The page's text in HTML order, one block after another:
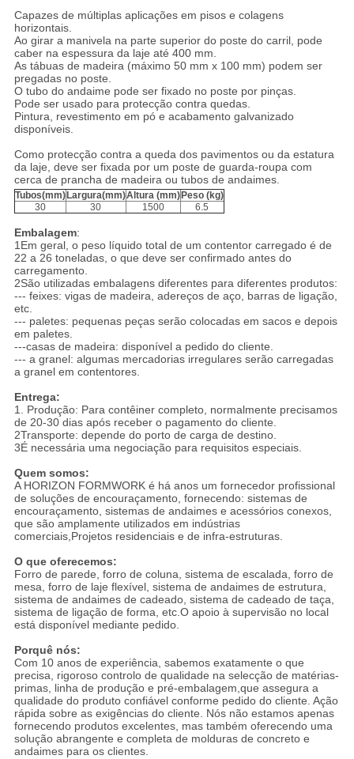
Capazes de múltiplas aplicações em pisos e colagens
horizontais.
Ao girar a manivela na parte superior do poste do carril, pode
caber na espessura da laje até 400 mm.
As tábuas de madeira (máximo 50 mm x 100 mm) podem ser
pregadas no poste.
O tubo do andaime pode ser fixado no poste por pinças.
Pode ser usado para protecção contra quedas.
Pintura, revestimento em pó e acabamento galvanizado
disponíveis.
Como protecção contra a queda dos pavimentos ou da estatura
da laje, deve ser fixada por um poste de guarda-roupa com
cerca de prancha de madeira ou tubos de andaimes.
Tubos(mm) Largura(mm)Altura (mm) Peso (kg)
30
30 1500 6.5
Embalagem:
1Em geral, o peso líquido total de um contentor carregado é de
22 a 26 toneladas, o que deve ser confirmado antes do
carregamento.
2São utilizadas embalagens diferentes para diferentes produtos:
--- feixes: vigas de madeira, adereços de aço, barras de ligação,
etc.
--- paletes: pequenas peças serão colocadas em sacos e depois
em paletes.
---casas de madeira: disponível a pedido do cliente.
--- a granel: algumas mercadorias irregulares serão carregadas
a granel em contentores.
Entrega:
1. Produção: Para contêiner completo, normalmente precisamos
de 20-30 dias após receber o pagamento do cliente.
2Transporte: depende do porto de carga de destino.
3É necessária uma negociação para requisitos especiais.
Quem somos:
A HORIZON FORMWORK é há anos um fornecedor profissional
de soluções de encouraçamento, fornecendo: sistemas de
encouraçamento, sistemas de andaimes e acessórios conexos,
que são amplamente utilizados em indústrias
comerciais,Projetos residenciais e de infra-estruturas.
O que oferecemos:
Forro de parede, forro de coluna, sistema de escalada, forro de
mesa, forro de laje flexível, sistema de andaimes de estrutura,
sistema de andaimes de cadeado, sistema de cadeado de taça,
sistema de ligação de forma, etc.O apoio à supervisão no local
está disponível mediante pedido.
Porquê nós:
Com 10 anos de experiência, sabemos exatamente o que
precisa, rigoroso controlo de qualidade na selecção de matérias-
primas, linha de produção e pré-embalagem,que assegura a
qualidade do produto confiável conforme pedido do cliente. Ação
rápida sobre as exigências do cliente. Nós não estamos apenas
fornecendo produtos excelentes, mas também oferecendo uma
solução abrangente e completa de molduras de concreto e
andaimes para os clientes.